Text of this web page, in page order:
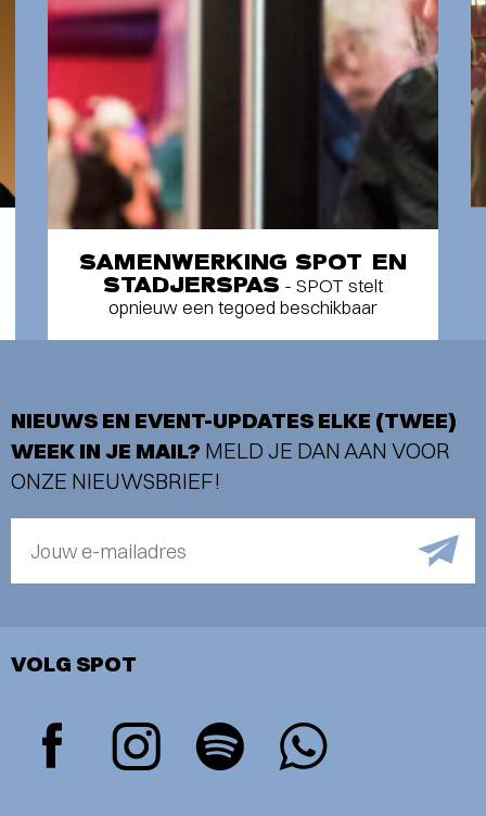
SAMENWERKING SPOT EN
STADJERSPAS - SPOT stelt
opnieuw een tegoed beschikbaar
NIEUWS EN EVENT-UPDATES ELKE (TWEE)
WEEK IN JE MAIL? MELD JE DAN AAN VOOR
ONZE NIEUWSBRIEF!
Jouw e-mailadres
VOLG SPOT